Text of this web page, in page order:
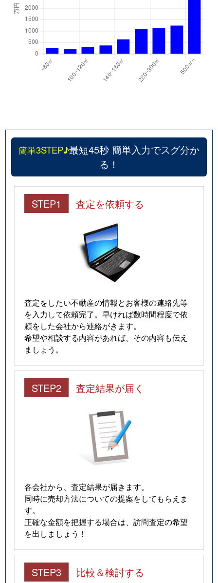
簡単3STEP♪最短45秒 簡単入力でスグ分か
る！
STEP1 査定を依頼する
査定をしたい不動産の情報とお客様の連絡先等
を入力して依頼完了。早ければ数時間程度で依
頼をした会社から連絡がきます。
希望や相談する内容があれば、その内容も伝え
ましょう。
STEP2 査定結果が届く
各会社から、査定結果が届きます。
同時に売却方法についての提案をしてもらえま
す。
正確な金額を把握する場合は、訪問査定の希望
を出しましょう！
STEP3 比較＆検討する